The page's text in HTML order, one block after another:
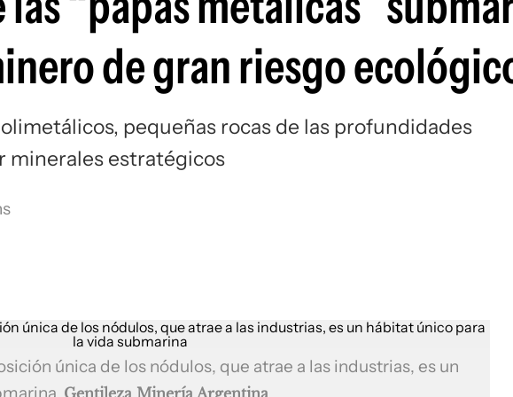
de gran riesgo
pequeñas rocas de las profundidades
minerales estratégicos
única de los nódulos, que atrae a las industrias, es un
Gentileza Minería Argentina